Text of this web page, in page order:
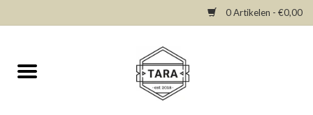
0 Artikelen - €0,00
Home